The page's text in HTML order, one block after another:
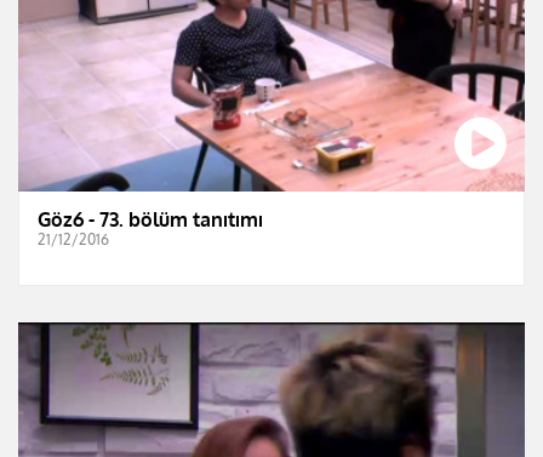
Göz6 - 73. bölüm tanıtımı
21/12/2016